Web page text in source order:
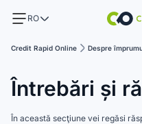
RO
Credit Rapid Online Despre
Întrebări și
În această secţiune vei regăsi